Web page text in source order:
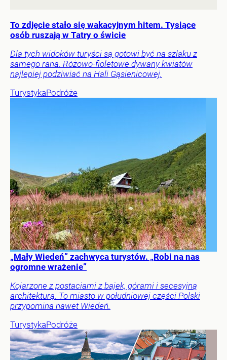
To zdjęcie stało się wakacyjnym hitem. Tysiące
osób ruszają w Tatry o świcie
Dla tych widoków turyści są gotowi być na szlaku z
samego rana. Różowo-fioletowe dywany kwiatów
najlepiej podziwiać na Hali Gąsienicowej.
TurystykaPodróże
„Mały Wiedeń” zachwyca turystów. „Robi na nas
ogromne wrażenie”
Kojarzone z postaciami z bajek, górami i secesyjną
architekturą. To miasto w południowej części Polski
przypomina nawet Wiedeń.
TurystykaPodróże